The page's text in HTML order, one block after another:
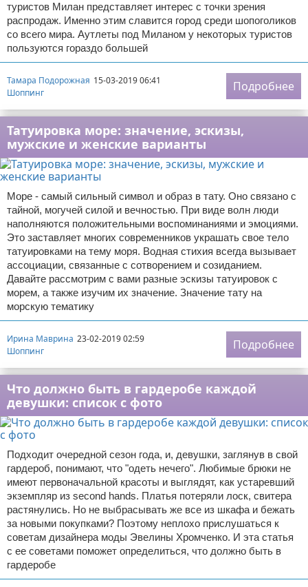
туристов Милан представляет интерес с точки зрения
распродаж. Именно этим славится город среди шопоголиков
со всего мира. Аутлеты под Миланом у некоторых туристов
пользуются гораздо большей
Тамара Подорожная 15-03-2019 06:41
Шоппинг
Подробнее
Татуировка море: значение, эскизы,
мужские и женские варианты
Море - самый сильный символ и образ в тату. Оно связано с
тайной, могучей силой и вечностью. При виде волн люди
наполняются положительными воспоминаниями и эмоциями.
Это заставляет многих современников украшать свое тело
татуировками на тему моря. Водная стихия всегда вызывает
ассоциации, связанные с сотворением и созиданием.
Давайте рассмотрим с вами разные эскизы татуировок с
морем, а также изучим их значение. Значение тату на
морскую тематику
Ирина Маврина 23-02-2019 02:59
Шоппинг
Подробнее
Что должно быть в гардеробе каждой
девушки: список с фото
Подходит очередной сезон года, и, девушки, заглянув в свой
гардероб, понимают, что "одеть нечего". Любимые брюки не
имеют первоначальной красоты и выглядят, как устаревший
экземпляр из second hands. Платья потеряли лоск, свитера
растянулись. Но не выбрасывать же все из шкафа и бежать
за новыми покупками? Поэтому неплохо прислушаться к
советам дизайнера моды Эвелины Хромченко. И эта статья
с ее советами поможет определиться, что должно быть в
гардеробе